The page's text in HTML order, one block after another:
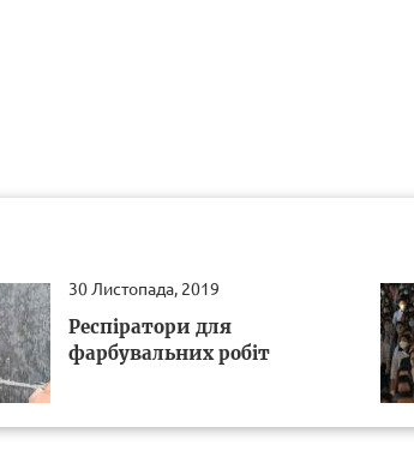
30 Листопада, 2019
Респіратори для
фарбувальних робіт